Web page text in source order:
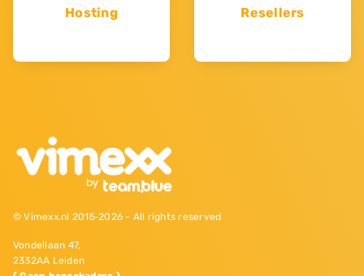
Hosting Resellers
© Vimexx.nl 2015‐2026 - All rights reserved
Vondellaan 47,
2332AA Leiden